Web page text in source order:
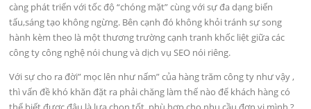
càng phát triển với tốc độ “chóng mặt” cùng với sự đa dạng biến
tấu,sáng tạo không ngừng. Bên cạnh đó không khỏi tránh sự song
hành kèm theo là một thương trường cạnh tranh khốc liệt giữa các
công ty công nghệ nói chung và dịch vụ SEO nói riêng.
Với sự cho ra đời” mọc lên như nấm” của hàng trăm công ty như vậy ,
thì vấn đề khó khăn đặt ra phải chăng làm thế nào để khách hàng có